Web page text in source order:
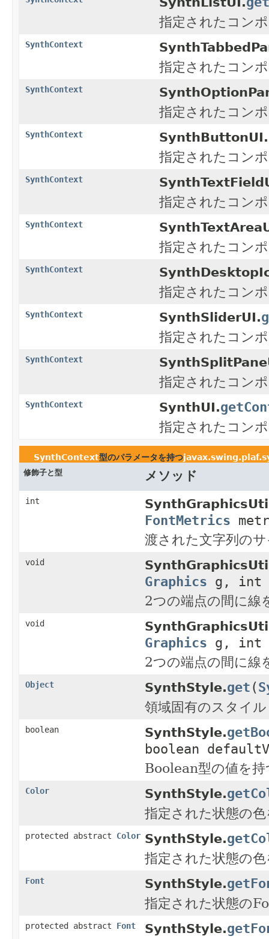
指定されたコン
SynthContext
指定されたコン
SynthContext
指定されたコン
SynthContext SynthButtonUI.
指定されたコン
SynthContext
指定されたコン
SynthContext
指定されたコン
SynthContext
指定されたコン
SynthContext SynthSliderUI.
指定されたコン
SynthContext
指定されたコン
SynthContext SynthUI.
指定されたコン
SynthContext型のパラメータを持つ
修飾子と型 メソッド
int
FontMetrics
渡された文字列の
void
Graphics g, int
2つの端点の間に線
void
Graphics g, int
2つの端点の間に線
Object SynthStyle.get(
領域固有のスタイ
boolean SynthStyle.
boolean
Boolean型の値を
Color SynthStyle.
指定された状態の
protected abstract Color SynthStyle.
指定された状態の
Font SynthStyle.
指定された状態の
protected abstract Font SynthStyle.